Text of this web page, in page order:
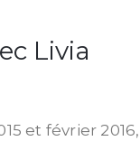
Livia
et février 2016,